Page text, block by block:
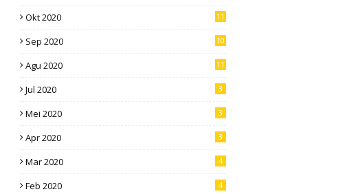
Okt 2020 11
Sep 2020 10
Agu 2020 11
Jul 2020 3
Mei 2020 3
Apr 2020 3
Mar 2020 4
Feb 2020 4